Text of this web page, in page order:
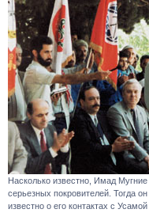
Насколько известно, Имад
серьезных покровителей. Тогда
известно о его контактах с